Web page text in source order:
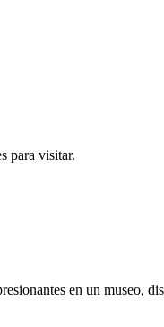
para visitar.
en un museo,